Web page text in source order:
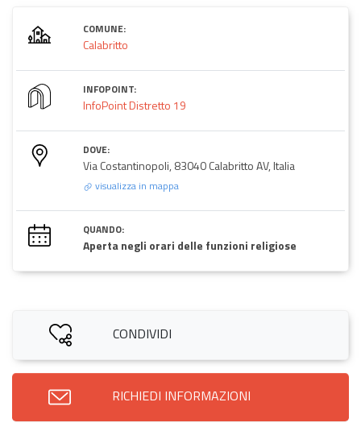
COMUNE:
Calabritto
INFOPOINT:
InfoPoint Distretto 19
DOVE:
Via Costantinopoli, 83040 Calabritto AV, Italia
visualizza in mappa
QUANDO:
Aperta negli orari delle funzioni religiose
CONDIVIDI
RICHIEDI INFORMAZIONI